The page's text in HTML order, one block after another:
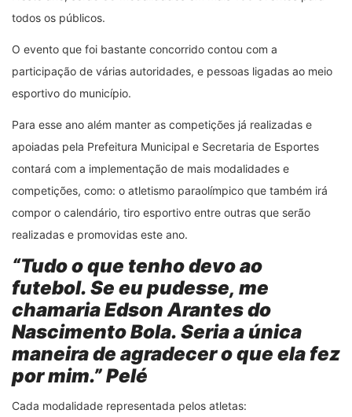
todos os públicos.
O evento que foi bastante concorrido contou com a
participação de várias autoridades, e pessoas ligadas ao meio
esportivo do município.
Para esse ano além manter as competições já realizadas e
apoiadas pela Prefeitura Municipal e Secretaria de Esportes
contará com a implementação de mais modalidades e
competições, como: o atletismo paraolímpico que também irá
compor o calendário, tiro esportivo entre outras que serão
realizadas e promovidas este ano.
“Tudo o que tenho devo ao
futebol. Se eu pudesse, me
chamaria Edson Arantes do
Nascimento Bola. Seria a única
maneira de agradecer o que ela fez
por mim.” Pelé
Cada modalidade representada pelos atletas: